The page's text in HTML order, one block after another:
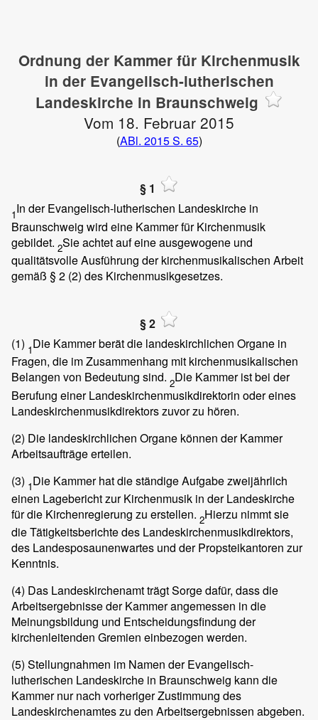
Ordnung der Kammer für Kirchenmusik
in der Evangelisch-lutherischen
Landeskirche in Braunschweig
Vom 18. Februar 2015
(ABl. 2015 S. 65)
§ 1
1In der Evangelisch-lutherischen Landeskirche in
Braunschweig wird eine Kammer für Kirchenmusik
gebildet. 2Sie achtet auf eine ausgewogene und
qualitätsvolle Ausführung der kirchenmusikalischen Arbeit
gemäß § 2 (2) des Kirchenmusikgesetzes.
§ 2
(1) 1Die Kammer berät die landeskirchlichen Organe in
Fragen, die im Zusammenhang mit kirchenmusikalischen
Belangen von Bedeutung sind. 2Die Kammer ist bei der
Berufung einer Landeskirchenmusikdirektorin oder eines
Landeskirchenmusikdirektors zuvor zu hören.
(2) Die landeskirchlichen Organe können der Kammer
Arbeitsaufträge erteilen.
(3) 1Die Kammer hat die ständige Aufgabe zweijährlich
einen Lagebericht zur Kirchenmusik in der Landeskirche
für die Kirchenregierung zu erstellen. 2Hierzu nimmt sie
die Tätigkeitsberichte des Landeskirchenmusikdirektors,
des Landesposaunenwartes und der Propsteikantoren zur
Kenntnis.
(4) Das Landeskirchenamt trägt Sorge dafür, dass die
Arbeitsergebnisse der Kammer angemessen in die
Meinungsbildung und Entscheidungsfindung der
kirchenleitenden Gremien einbezogen werden.
(5) Stellungnahmen im Namen der Evangelisch-
lutherischen Landeskirche in Braunschweig kann die
Kammer nur nach vorheriger Zustimmung des
Landeskirchenamtes zu den Arbeitsergebnissen abgeben.